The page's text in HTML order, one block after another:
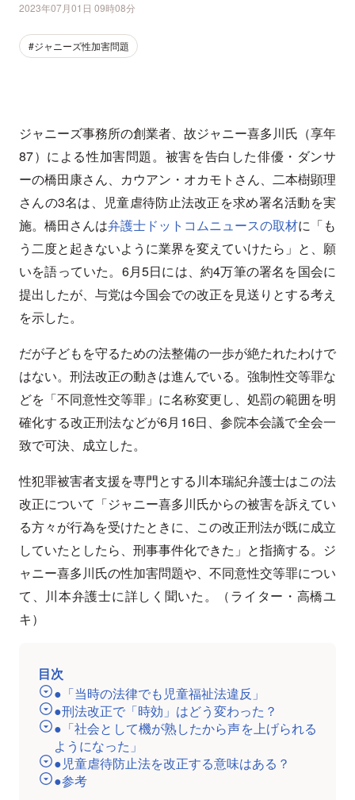
2023年07月01日 09時08分
#ジャニーズ性加害問題
ジャニーズ事務所の創業者、故ジャニー喜多川氏（享年
87）による性加害問題。被害を告白した俳優・ダンサ
ーの橋田康さん、カウアン・オカモトさん、二本樹顕理
さんの3名は、児童虐待防止法改正を求め署名活動を実
施。橋田さんは弁護士ドットコムニュースの取材に「も
う二度と起きないように業界を変えていけたら」と、願
いを語っていた。6月5日には、約4万筆の署名を国会に
提出したが、与党は今国会での改正を見送りとする考え
を示した。
だが子どもを守るための法整備の一歩が絶たれたわけで
はない。刑法改正の動きは進んでいる。強制性交等罪な
どを「不同意性交等罪」に名称変更し、処罰の範囲を明
確化する改正刑法などが6月16日、参院本会議で全会一
致で可決、成立した。
性犯罪被害者支援を専門とする川本瑞紀弁護士はこの法
改正について「ジャニー喜多川氏からの被害を訴えてい
る方々が行為を受けたときに、この改正刑法が既に成立
していたとしたら、刑事事件化できた」と指摘する。ジ
ャニー喜多川氏の性加害問題や、不同意性交等罪につい
て、川本弁護士に詳しく聞いた。（ライター・高橋ユ
キ）
目次
●「当時の法律でも児童福祉法違反」
●刑法改正で「時効」はどう変わった？
●「社会として機が熟したから声を上げられる
ようになった」
●児童虐待防止法を改正する意味はある？
●参考